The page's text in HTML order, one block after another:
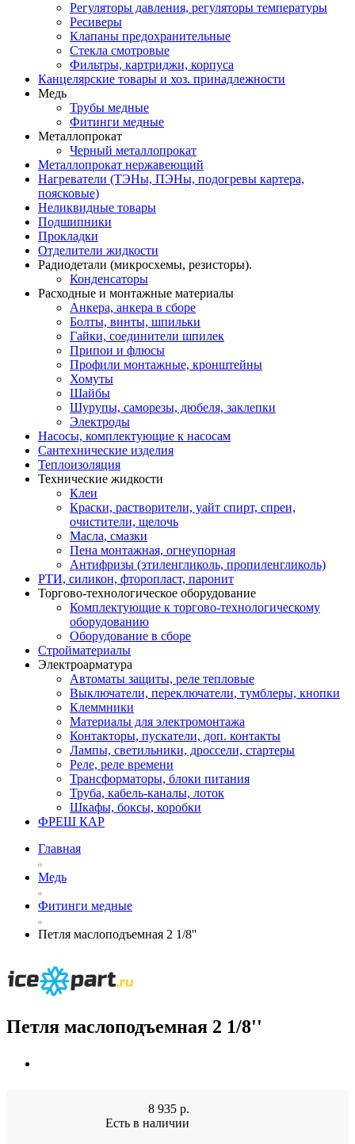
Регуляторы давления, регуляторы температуры
Ресиверы
Клапаны предохранительные
Стекла смотровые
Фильтры, картриджи, корпуса
Канцелярские товары и хоз. принадлежности
Медь
Трубы медные
Фитинги медные
Металлопрокат
Черный металлопрокат
Металлопрокат нержавеющий
Нагреватели (ТЭНы, ПЭНы, подогревы картера,
поясковые)
Неликвидные товары
Подшипники
Прокладки
Отделители жидкости
Радиодетали (микросхемы, резисторы).
Конденсаторы
Расходные и монтажные материалы
Анкера, анкера в сборе
Болты, винты, шпильки
Гайки, соединители шпилек
Припои и флюсы
Профили монтажные, кронштейны
Хомуты
Шайбы
Шурупы, саморезы, дюбеля, заклепки
Электроды
Насосы, комплектующие к насосам
Сантехнические изделия
Теплоизоляция
Технические жидкости
Клеи
Краски, растворители, уайт спирт, спреи,
очистители, щелочь
Масла, смазки
Пена монтажная, огнеупорная
Антифризы (этиленгликоль, пропиленгликоль)
РТИ, силикон, фторопласт, паронит
Торгово-технологическое оборудование
Комплектующие к торгово-технологическому
оборудованию
Оборудование в сборе
Стройматериалы
Электроарматура
Автоматы защиты, реле тепловые
Выключатели, переключатели, тумблеры, кнопки
Клеммники
Материалы для электромонтажа
Контакторы, пускатели, доп. контакты
Лампы, светильники, дроссели, стартеры
Реле, реле времени
Трансформаторы, блоки питания
Труба, кабель-каналы, лоток
Шкафы, боксы, коробки
ФРЕШ КАР
Главная
Медь
Фитинги медные
Петля маслоподъемная 2 1/8''
Петля маслоподъемная 2 1/8''
8 935 р.
Есть в наличии